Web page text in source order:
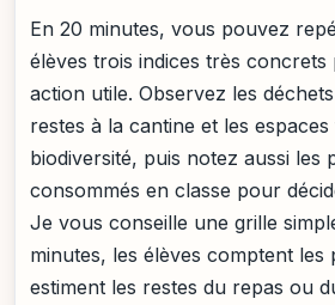
En 20 minutes, vous pouvez
élèves trois indices très
action utile. Observez les
restes à la cantine et les
biodiversité, puis notez aussi les
consommés en classe pour
Je vous conseille une grille
minutes, les élèves comptent les
estiment les restes du repas ou